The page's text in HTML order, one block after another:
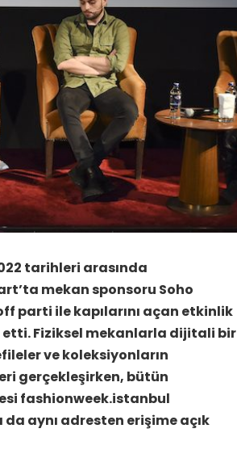
tarihleri arasında
mekan sponsoru Soho
parti ile kapılarını açan etkinlik
etti. Fiziksel mekanlarla dijitali bir
ve koleksiyonların
gerçekleşirken, bütün
fashionweek.istanbul
aynı adresten erişime açık